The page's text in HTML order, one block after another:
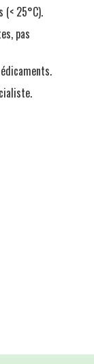
(< 25°C).
pas